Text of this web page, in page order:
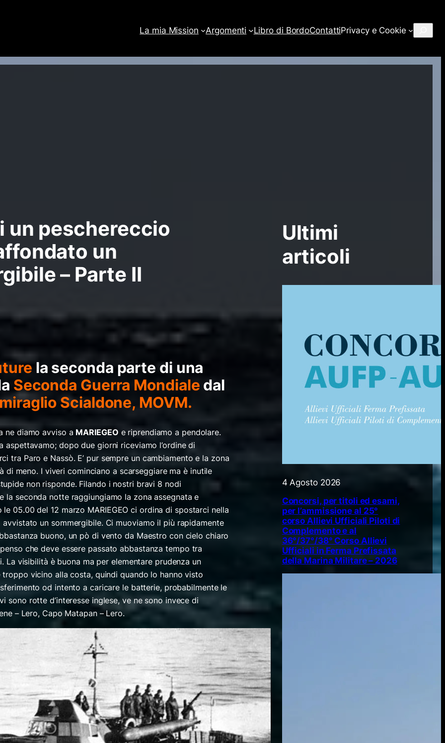
La mia Mission Argomenti Libro di BordoContattiPrivacy e Cookie
un peschereccio
un
– Parte II
la seconda parte di una
Seconda Guerra Mondiale dal
Scialdone, MOVM.
ne diamo avviso a MARIEGEO e riprendiamo a pendolare.
aspettavamo; dopo due giorni riceviamo l’ordine di
tra Paro e Nassò. E’ pur sempre un cambiamento e la zona
di meno. I viveri cominciano a scarseggiare ma è inutile
non risponde. Filando i nostri bravi 8 nodi
la seconda notte raggiungiamo la zona assegnata e
05.00 del 12 marzo MARIEGEO ci ordina di spostarci nella
un sommergibile. Ci muoviamo il più rapidamente
buono, un pò di vento da Maestro con cielo chiaro
che deve essere passato abbastanza tempo tra
La visibilità è buona ma per elementare prudenza un
vicino alla costa, quindi quando lo hanno visto
od intento a caricare le batterie, probabilmente le
sono rotte d’interesse inglese, ve ne sono invece di
– Lero, Capo Matapan – Lero.
Ultimi
articoli
4 Agosto 2026
Concorsi, per titoli ed esami,
per l’ammissione al 25°
corso Allievi Ufficiali Piloti di
Complemento e al
36°/37°/38° Corso Allievi
Ufficiali in Ferma Prefissata
della Marina Militare – 2026